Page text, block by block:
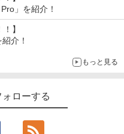
」を紹介！
】
介！
もっと見る
ローする